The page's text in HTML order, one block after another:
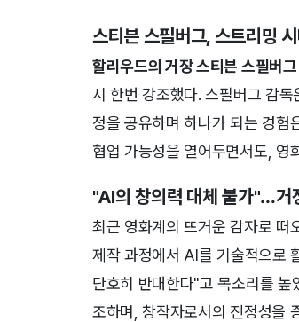
스티븐 스필버그, 스트리밍
할리우드의 거장 스티븐 스필버
시 한번 강조했다. 스필버그 감독
정을 공유하며 하나가 되는 경험
협업 가능성을 열어두면서도, 영
"AI의 창의력 대체 불가"…거
최근 영화계의 뜨거운 감자로 떠
제작 과정에서 AI를 기술적으로
단호히 반대한다"고 목소리를
조하며, 창작자로서의 진정성을